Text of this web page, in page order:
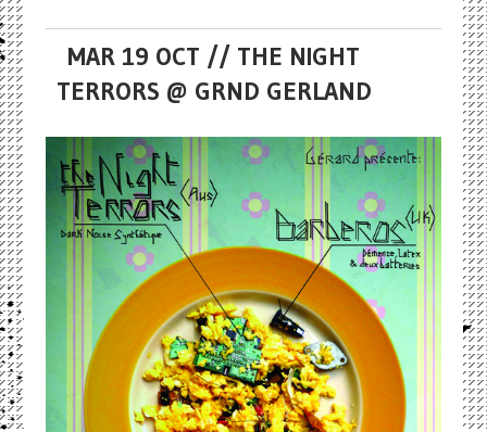
MAR 19 OCT // THE NIGHT
TERRORS @ GRND GERLAND